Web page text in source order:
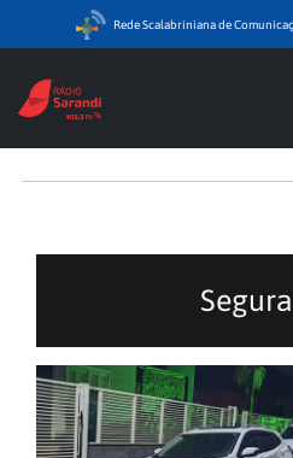
Rede Scalabriniana de